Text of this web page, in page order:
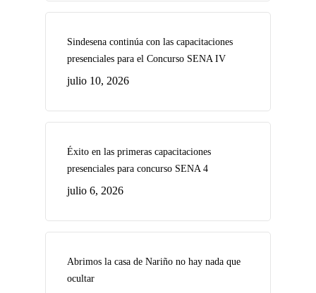
Sindesena continúa con las capacitaciones
presenciales para el Concurso SENA IV
julio 10, 2026
Éxito en las primeras capacitaciones
presenciales para concurso SENA 4
julio 6, 2026
Abrimos la casa de Nariño no hay nada que
ocultar